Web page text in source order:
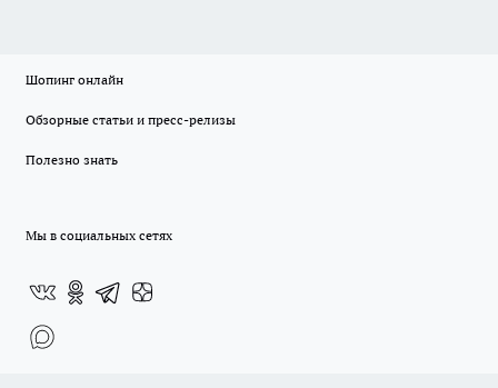
Шопинг онлайн
Обзорные статьи и пресс-релизы
Полезно знать
Мы в социальных сетях